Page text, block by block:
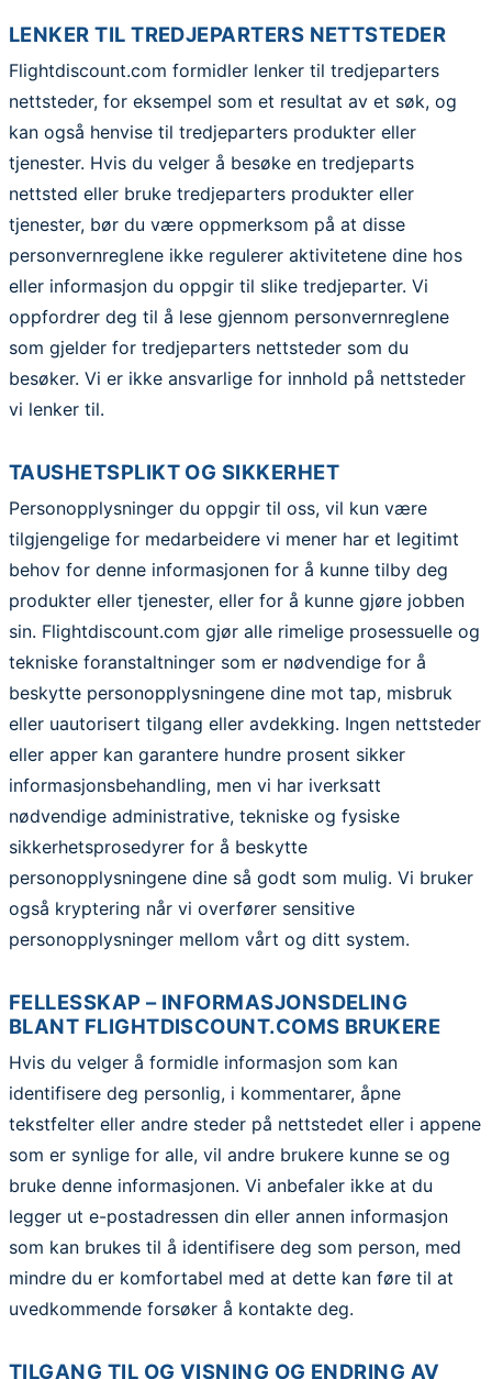
LENKER TIL TREDJEPARTERS NETTSTEDER
Flightdiscount.com formidler lenker til tredjeparters
nettsteder, for eksempel som et resultat av et søk, og
kan også henvise til tredjeparters produkter eller
tjenester. Hvis du velger å besøke en tredjeparts
nettsted eller bruke tredjeparters produkter eller
tjenester, bør du være oppmerksom på at disse
personvernreglene ikke regulerer aktivitetene dine hos
eller informasjon du oppgir til slike tredjeparter. Vi
oppfordrer deg til å lese gjennom personvernreglene
som gjelder for tredjeparters nettsteder som du
besøker. Vi er ikke ansvarlige for innhold på nettsteder
vi lenker til.
TAUSHETSPLIKT OG SIKKERHET
Personopplysninger du oppgir til oss, vil kun være
tilgjengelige for medarbeidere vi mener har et legitimt
behov for denne informasjonen for å kunne tilby deg
produkter eller tjenester, eller for å kunne gjøre jobben
sin. Flightdiscount.com gjør alle rimelige prosessuelle og
tekniske foranstaltninger som er nødvendige for å
beskytte personopplysningene dine mot tap, misbruk
eller uautorisert tilgang eller avdekking. Ingen nettsteder
eller apper kan garantere hundre prosent sikker
informasjonsbehandling, men vi har iverksatt
nødvendige administrative, tekniske og fysiske
sikkerhetsprosedyrer for å beskytte
personopplysningene dine så godt som mulig. Vi bruker
også kryptering når vi overfører sensitive
personopplysninger mellom vårt og ditt system.
FELLESSKAP – INFORMASJONSDELING
BLANT FLIGHTDISCOUNT.COMS BRUKERE
Hvis du velger å formidle informasjon som kan
identifisere deg personlig, i kommentarer, åpne
tekstfelter eller andre steder på nettstedet eller i appene
som er synlige for alle, vil andre brukere kunne se og
bruke denne informasjonen. Vi anbefaler ikke at du
legger ut e-postadressen din eller annen informasjon
som kan brukes til å identifisere deg som person, med
mindre du er komfortabel med at dette kan føre til at
uvedkommende forsøker å kontakte deg.
TILGANG TIL OG VISNING OG ENDRING AV